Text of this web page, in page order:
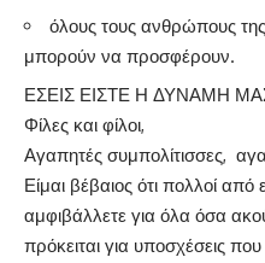
όλους τους ανθρώπους
μπορούν να προσφέρουν.
ΕΣΕΙΣ ΕΙΣΤΕ Η ΔΥΝΑΜΗ
Φίλες και φίλοι,
Αγαπητές συμπολίτισσες,
Είμαι βέβαιος ότι πολλοί
αμφιβάλλετε για όλα όσα
πρόκειται για υποσχέσεις